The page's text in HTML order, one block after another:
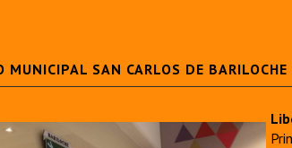
MUNICIPAL SAN CARLOS DE BARILOCHE